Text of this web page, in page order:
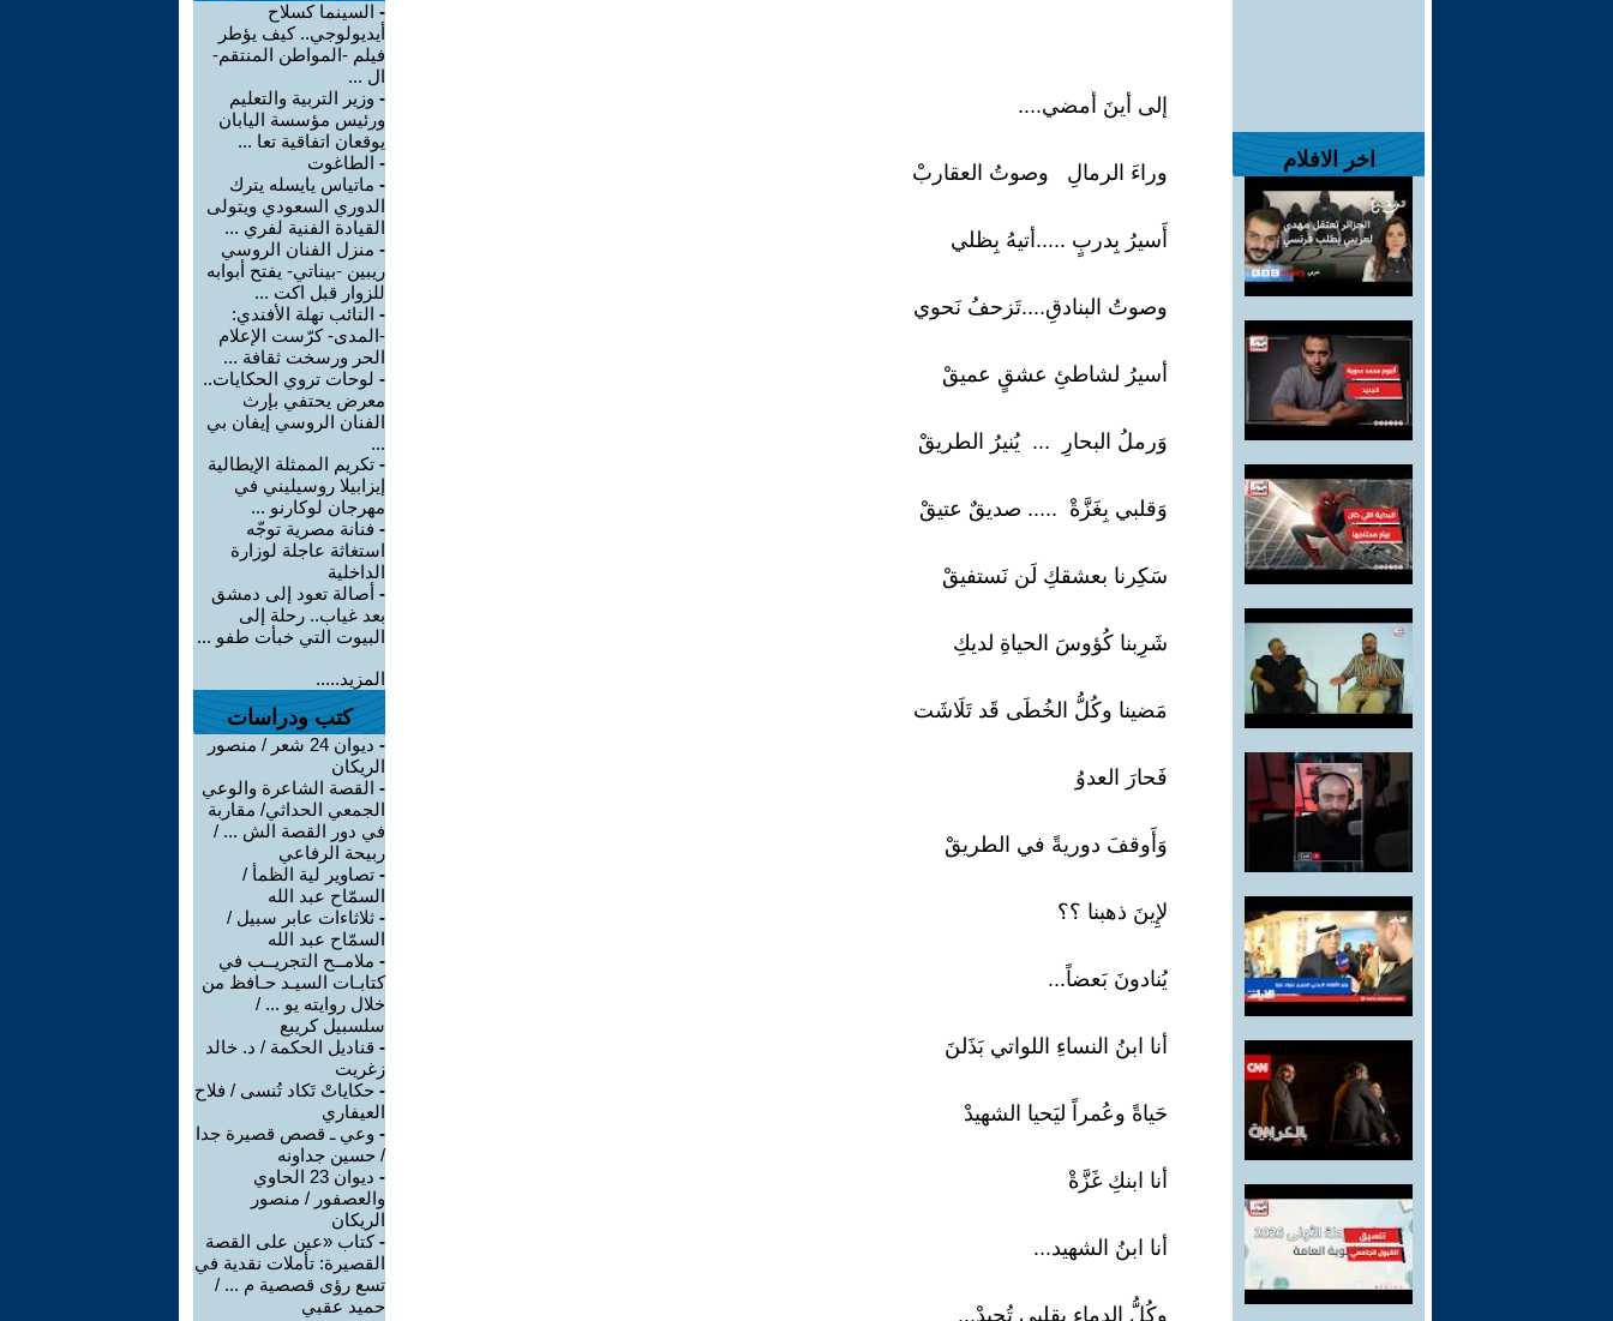
اخر الافلام
إلى أينَ أَمضي....
وراءَ الرمالِ وصوتُ العقاربْ
أَسيرُ بِدربٍ .....أتيهُ بِظلي
وصوتُ البنادقِ....تَزحفُ نَحوي
أسيرُ لشاطئِ عشقٍ عميقْ
وَرملُ البحارِ ... يُنيرُ الطريقْ
وَقلبي بِغَزَّةْ ..... صديقٌ عتيقْ
سَكِرنا بعشقكِ لَن نَستفيقْ
شَرِبنا كُؤوسَ الحياةِ لديكِ
مَضينا وكُلُّ الخُطَى قَد تَلَاشَت
فَحارَ العدوُ
وَأَوقفَ دوريةً في الطريقْ
لإِينَ ذهبنا ؟؟
يُنادونَ بَعضاً...
أنا ابنُ النساءِ اللواتي بَذَلنَ
حَياةً وعُمراً ليَحيا الشهيدْ
أنا ابنكِ غَزَّةْ
أنا ابنُ الشهيد...
وكُلُّ الدماءِ بقلبي تُجيدْ...
- السينما كسلاح
أيديولوجي.. كيف يؤطر
فيلم -المواطن المنتقم-
ال ...
- وزير التربية والتعليم
ورئيس مؤسسة اليابان
يوقعان اتفاقية تعا ...
- الطاغوت
- ماتياس يايسله يترك
الدوري السعودي ويتولى
القيادة الفنية لفري ...
- منزل الفنان الروسي
ريبين -بيناتي- يفتح أبوابه
للزوار قبل اكت ...
- النائب نهلة الأفندي:
-المدى- كرّست الإعلام
الحر ورسخت ثقافة ...
- لوحات تروي الحكايات..
معرض يحتفي بإرث
الفنان الروسي إيفان بي
...
- تكريم الممثلة الإيطالية
إيزابيلا روسيليني في
مهرجان لوكارنو ...
- فنانة مصرية توجّه
استغاثة عاجلة لوزارة
الداخلية
- أصالة تعود إلى دمشق
بعد غياب.. رحلة إلى
البيوت التي خبأت طفو ...
المزيد.....
كتب ودراسات
-
ديوان 24 شعر / منصور
الريكان
- القصة الشاعرة والوعي
الجمعي الحداثي/ مقاربة
في دور القصة الش ... /
ربيحة الرفاعي
- تصاوير لية الظمأ /
السمّاح عبد الله
- ثلاثاءات عابر سبيل /
السمّاح عبد الله
- ملامــح التجريــب في
كتابـات السيـد حـافظ من
خلال روايته يو ... /
سلسبيل كريبع
- قناديل الحكمة / د. خالد
زغريت
- حكاياتْ تَكاد تُنسى / فلاح
العيفاري
- وعي ـ قصص قصيرة جدا
/ حسين جداونه
-
ديوان 23 الحاوي
والعصفور / منصور
الريكان
-كتاب «عين على القصة
القصيرة: تأملات نقدية في
تسع رؤى قصصية م ... /
حميد عقبي